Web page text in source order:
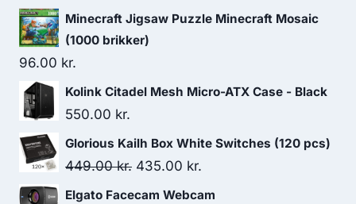
Minecraft Jigsaw Puzzle Minecraft Mosaic
(1000 brikker)
96.00 kr.
Kolink Citadel Mesh Micro-ATX Case - Black
550.00 kr.
Glorious Kailh Box White Switches (120 pcs)
449.00kr. Original
price
435.00 kr.
price
Elgato Facecam Webcam